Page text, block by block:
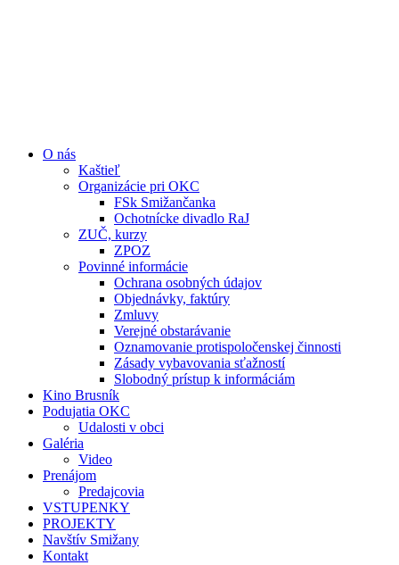
O nás
Kaštieľ
Organizácie pri OKC
FSk Smižančanka
Ochotnícke divadlo RaJ
ZUČ, kurzy
ZPOZ
Povinné informácie
Ochrana osobných údajov
Objednávky, faktúry
Zmluvy
Verejné obstarávanie
Oznamovanie protispoločenskej činnosti
Zásady vybavovania sťažností
Slobodný prístup k informáciám
Kino Brusník
Podujatia OKC
Udalosti v obci
Galéria
Video
Prenájom
Predajcovia
VSTUPENKY
PROJEKTY
Navštív Smižany
Kontakt